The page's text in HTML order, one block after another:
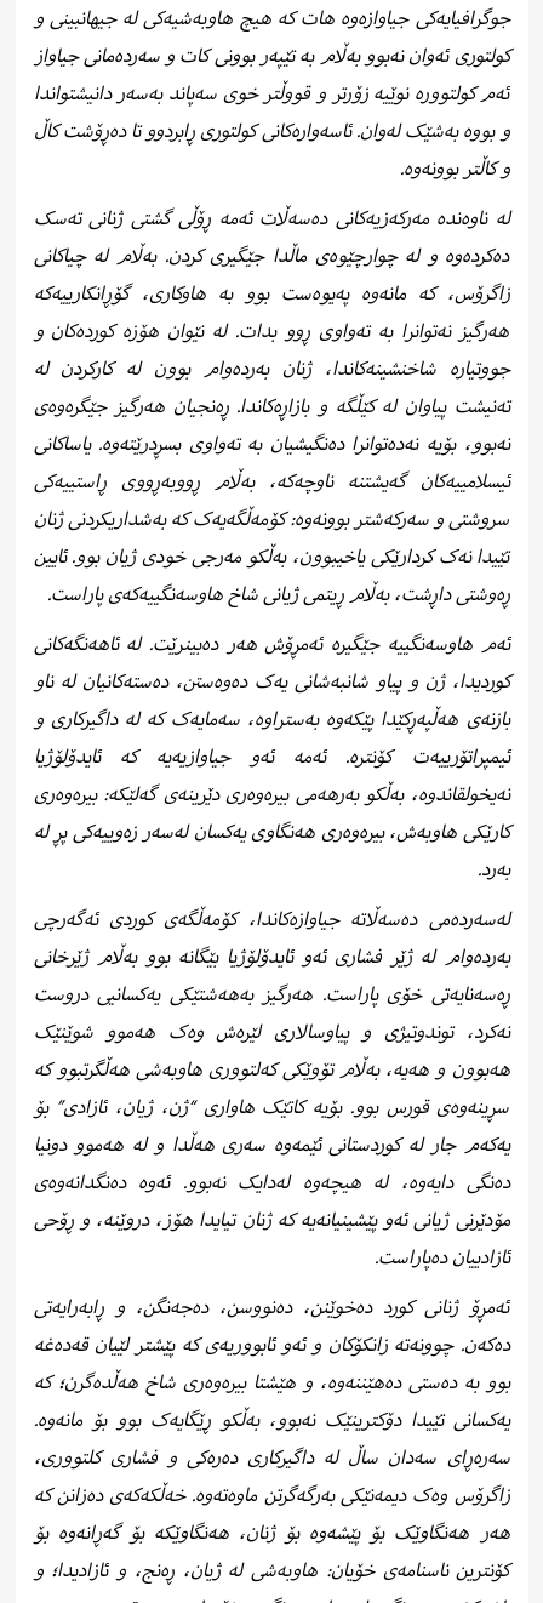
جوگرافیایەکی جیاوازەوە هات کە هیچ هاوبەشیەکی لە جیهانبینی و
کولتوری ئەوان نەبوو بەڵام بە تێپەر بوونی کات و سەردەمانی جیاواز
ئەم کولتوورە نوێیە زۆرتر و قووڵتر خوی سەپاند بەسەر دانیشتواندا
و بووە بەشێک لەوان. ئاسەوارەکانی کولتوری ڕابردوو تا دەڕۆشت کاڵ
و کاڵتر بوونەوە.
لە ناوەندە مەرکەزیەکانی دەسەڵات ئەمە ڕۆڵی گشتی ژنانی تەسک
دەکردەوە و لە چوارچێوەی ماڵدا جێگیری کردن. بەڵام لە چیاکانی
زاگرۆس، کە مانەوە پەیوەست بوو بە ھاوکاری، گۆڕانکارییەکە
ھەرگیز نەتوانرا بە تەواوی ڕوو بدات. لە نێوان ھۆزە کوردەکان و
جووتیارە شاخنشینەکاندا، ژنان بەردەوام بوون لە کارکردن لە
تەنیشت پیاوان لە کێڵگە و بازاڕەکاندا. ڕەنجیان هەرگیز جێگرەوەی
نەبوو، بۆیە نەدەتوانرا دەنگیشیان بە تەواوی بسڕدرێتەوە. یاساکانی
ئیسلامییەکان گەیشتنە ناوچەکە، بەڵام ڕووبەڕووی ڕاستییەکی
سروشتی و سەرکەشتر بوونەوە: کۆمەڵگەیەک کە بەشداریکردنی ژنان
تێیدا نەک کردارێکی یاخیبوون، بەڵکو مەرجی خودی ژیان بوو. ئایین
ڕەوشتی داڕشت، بەڵام ڕیتمی ژیانی شاخ ھاوسەنگییەکەی پاراست.
ئەم ھاوسەنگییە جێگیرە ئەمڕۆش ھەر دەبینرێت. لە ئاھەنگەکانی
کوردیدا، ژن و پیاو شانبەشانی یەک دەوەستن، دەستەکانیان لە ناو
بازنەی ھەڵپەڕکێدا پێکەوە بەستراوە، سەمایەک کە لە داگیرکاری و
ئیمپراتۆرییەت کۆنترە. ئەمە ئەو جیاوازیەیە کە ئایدۆلۆژیا
نەیخولقاندوە، بەڵکو بەرهەمی بیرەوەری دێرینەی گەلێکە: بیرەوەری
کارێکی ھاوبەش، بیرەوەری ھەنگاوی یەکسان لەسەر زەوییەکی پڕ لە
بەرد.
لەسەردەمی دەسەڵاتە جیاوازەکاندا، کۆمەڵگەی کوردی ئەگەرچی
بەردەوام لە ژێر فشاری ئەو ئایدۆلۆژیا بێگانە بوو بەڵام ژێرخانی
ڕەسەنایەتی خۆی پاراست. ھەرگیز بەھەشتێکی یەکسانیی دروست
نەکرد، توندوتیژی و پیاوسالاری لێرەش وەک ھەموو شوێنێک
ھەبوون و هەیە، بەڵام تۆوێکی کەلتووری ھاوبەشی ھەڵگرتبوو کە
سڕینەوەی قورس بوو. بۆیە کاتێک ھاواری “ژن، ژیان، ئازادی” بۆ
یەکەم جار لە کوردستانی ئێمەوە سەری هەڵدا و لە هەموو دونیا
دەنگی دایەوە، لە ھیچەوە لەدایک نەبوو. ئەوە دەنگدانەوەی
مۆدێرنی ژیانی ئەو پێشینیانەیە کە ژنان تیایدا ھۆز، دروێنە، و ڕۆحی
ئازادییان دەپاراست.
ئەمڕۆ ژنانی کورد دەخوێنن، دەنووسن، دەجەنگن، و ڕابەرایەتی
دەکەن. چوونەتە زانکۆکان و ئەو ئابووریەی کە پێشتر لێیان قەدەغە
بوو بە دەستی دەهێننەوە، و ھێشتا بیرەوەری شاخ ھەڵدەگرن؛ کە
یەکسانی تێیدا دۆکترینێک نەبوو، بەڵکو ڕێگایەک بوو بۆ مانەوە.
سەرەڕای سەدان ساڵ لە داگیرکاری دەرەکی و فشاری کلتووری،
زاگرۆس وەک دیمەنێکی بەرگەگرتن ماوەتەوە. خەڵکەکەی دەزانن کە
ھەر ھەنگاوێک بۆ پێشەوە بۆ ژنان، ھەنگاوێکە بۆ گەڕانەوە بۆ
کۆنترین ناسنامەی خۆیان: ھاوبەشی لە ژیان، ڕەنج، و ئازادیدا؛ و